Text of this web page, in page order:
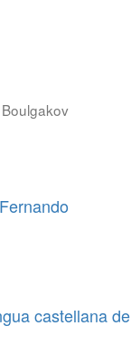
castellana de